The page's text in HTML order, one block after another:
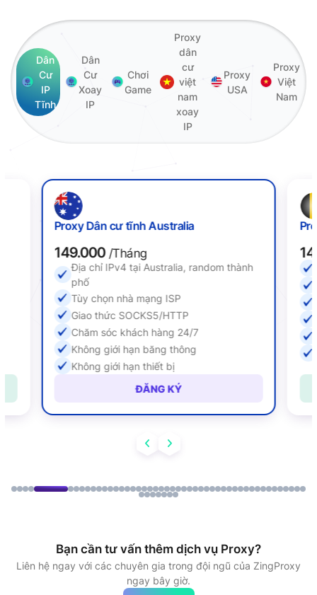
Dân
Cư
IP
Tĩnh
Dân
Cư
Xoay
IP
Chơi
Game
Proxy
dân
cư
việt
nam
xoay
IP
Proxy
USA
Proxy
Việt
Nam
Proxy Dân cư tĩnh Australia
149.000/Tháng
Địa chỉ IPv4 tại Australia, random thành
phố
Tùy chọn nhà mạng ISP
Giao thức SOCKS5/HTTP
Chăm sóc khách hàng 24/7
Không giới hạn băng thông
Không giới hạn thiết bị
ĐĂNG KÝ
Bạn cần tư vấn thêm dịch vụ Proxy?
Liên hệ ngay với các chuyên gia trong đội ngũ của ZingProxy
ngay bây giờ.